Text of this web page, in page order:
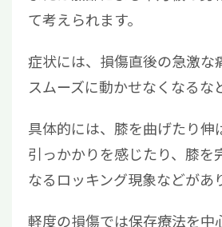
て考えられます。
症状には、損傷直後の急激な
スムーズに動かせなくなるな
具体的には、膝を曲げたり伸
引っかかりを感じたり、膝を
なるロッキング現象などがあ
軽度の損傷では保存療法を中